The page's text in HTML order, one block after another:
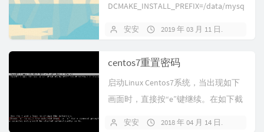
DCMAKE_INSTALL_PREFIX=/data/mysq
安安 2019 年 03 月 11 日
centos7重置密码
启动Linux Centos7系统，当出现如下
画面时，直接按“e”键继续。在如下截
安安 2018 年 04 月 14 日